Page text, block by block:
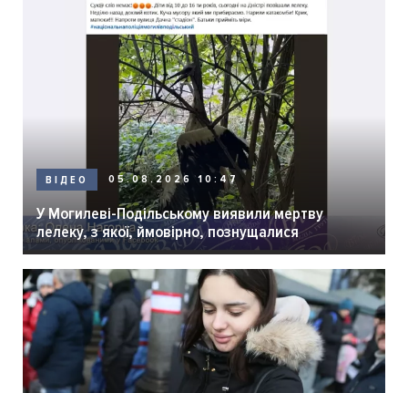
ВІДЕО 05.08.2026 10:47
У Могилеві-Подільському виявили мертву
лелеку, з якої, ймовірно, познущалися